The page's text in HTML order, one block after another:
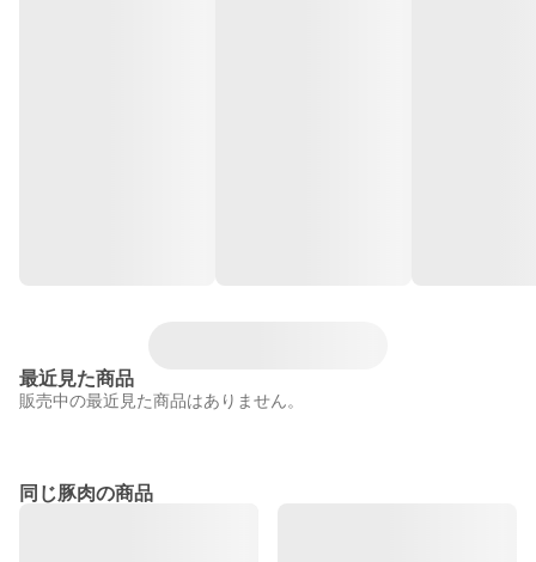
最近見た商品
販売中の最近見た商品はありません。
同じ豚肉の商品